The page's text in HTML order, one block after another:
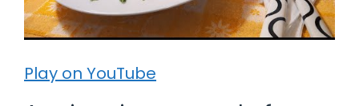
Play on YouTube